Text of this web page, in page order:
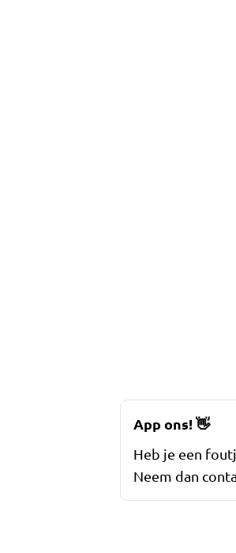
App ons!👋
Heb je een
Neem dan